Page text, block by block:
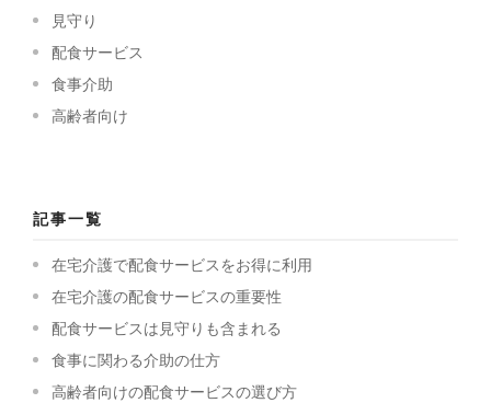
見守り
配食サービス
食事介助
高齢者向け
記事一覧
在宅介護で配食サービスをお得に利用
在宅介護の配食サービスの重要性
配食サービスは見守りも含まれる
食事に関わる介助の仕方
高齢者向けの配食サービスの選び方